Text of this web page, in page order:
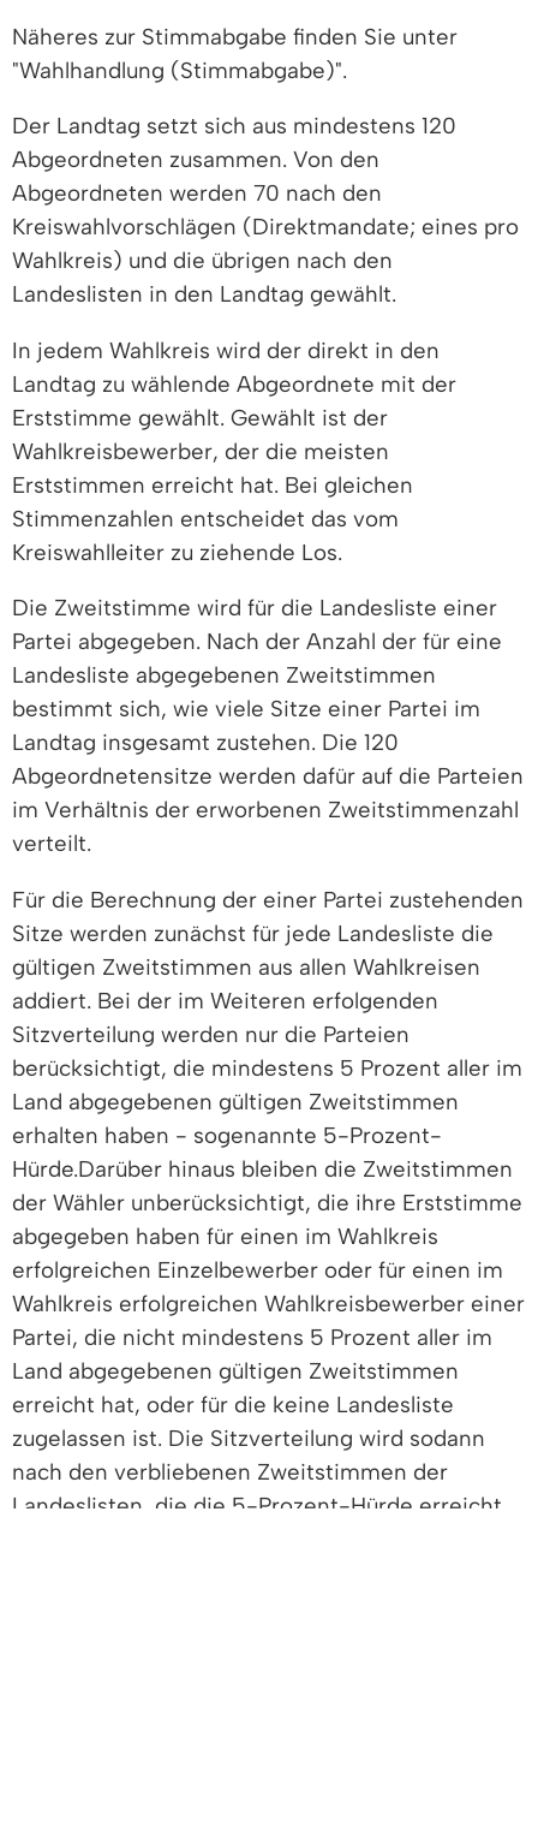
Näheres zur Stimmabgabe finden Sie unter
"Wahlhandlung (Stimmabgabe)".
Der Landtag setzt sich aus mindestens 120
Abgeordneten zusammen. Von den
Abgeordneten werden 70 nach den
Kreiswahlvorschlägen (Direktmandate; eines pro
Wahlkreis) und die übrigen nach den
Landeslisten in den Landtag gewählt.
In jedem Wahlkreis wird der direkt in den
Landtag zu wählende Abgeordnete mit der
Erststimme gewählt. Gewählt ist der
Wahlkreisbewerber, der die meisten
Erststimmen erreicht hat. Bei gleichen
Stimmenzahlen entscheidet das vom
Kreiswahlleiter zu ziehende Los.
Die Zweitstimme wird für die Landesliste einer
Partei abgegeben. Nach der Anzahl der für eine
Landesliste abgegebenen Zweitstimmen
bestimmt sich, wie viele Sitze einer Partei im
Landtag insgesamt zustehen. Die 120
Abgeordnetensitze werden dafür auf die Parteien
im Verhältnis der erworbenen Zweitstimmenzahl
verteilt.
Für die Berechnung der einer Partei zustehenden
Sitze werden zunächst für jede Landesliste die
gültigen Zweitstimmen aus allen Wahlkreisen
addiert. Bei der im Weiteren erfolgenden
Sitzverteilung werden nur die Parteien
berücksichtigt, die mindestens 5 Prozent aller im
Land abgegebenen gültigen Zweitstimmen
erhalten haben - sogenannte 5-Prozent-
Hürde.Darüber hinaus bleiben die Zweitstimmen
der Wähler unberücksichtigt, die ihre Erststimme
abgegeben haben für einen im Wahlkreis
erfolgreichen Einzelbewerber oder für einen im
Wahlkreis erfolgreichen Wahlkreisbewerber einer
Partei, die nicht mindestens 5 Prozent aller im
Land abgegebenen gültigen Zweitstimmen
erreicht hat, oder für die keine Landesliste
zugelassen ist. Die Sitzverteilung wird sodann
nach den verbliebenen Zweitstimmen der
Landeslisten, die die 5-Prozent-Hürde erreicht